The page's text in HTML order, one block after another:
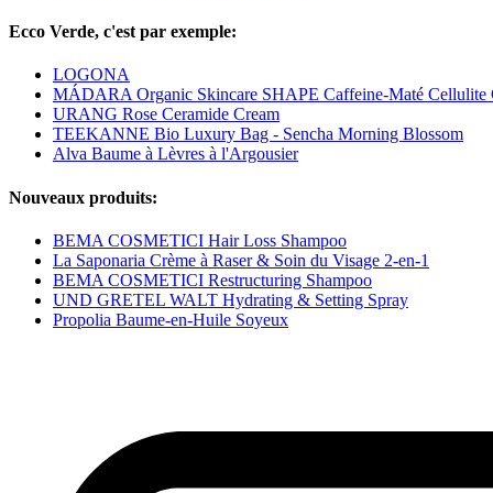
Ecco Verde, c'est par exemple:
LOGONA
MÁDARA Organic Skincare SHAPE Caffeine-Maté Cellulite
URANG Rose Ceramide Cream
TEEKANNE Bio Luxury Bag - Sencha Morning Blossom
Alva Baume à Lèvres à l'Argousier
Nouveaux produits:
BEMA COSMETICI Hair Loss Shampoo
La Saponaria Crème à Raser & Soin du Visage 2-en-1
BEMA COSMETICI Restructuring Shampoo
UND GRETEL WALT Hydrating & Setting Spray
Propolia Baume-en-Huile Soyeux